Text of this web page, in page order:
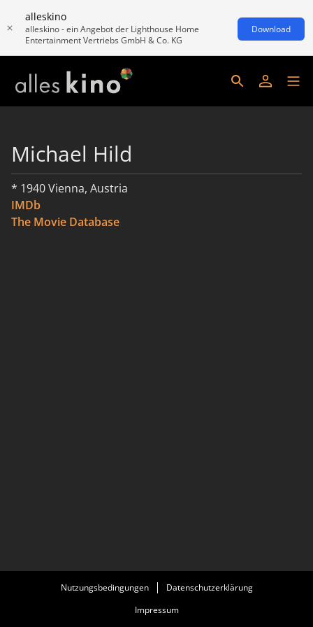
alleskino
alleskino - ein Angebot der Lighthouse Home
Entertainment Vertriebs GmbH & Co. KG
Download
Michael Hild
* 1940 Vienna, Austria
IMDb
The Movie Database
Nutzungsbedingungen
Datenschutzerklärung
Impressum